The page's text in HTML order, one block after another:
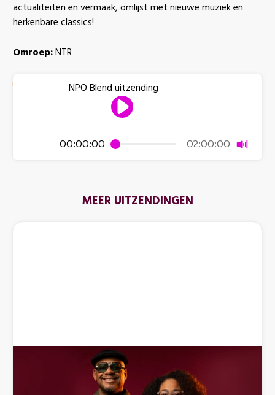
actualiteiten en vermaak, omlijst met nieuwe muziek en
herkenbare classics!
Omroep: NTR
00:00:00 02:00:00 Dempen
NPO Blend uitzending
MEER UITZENDINGEN